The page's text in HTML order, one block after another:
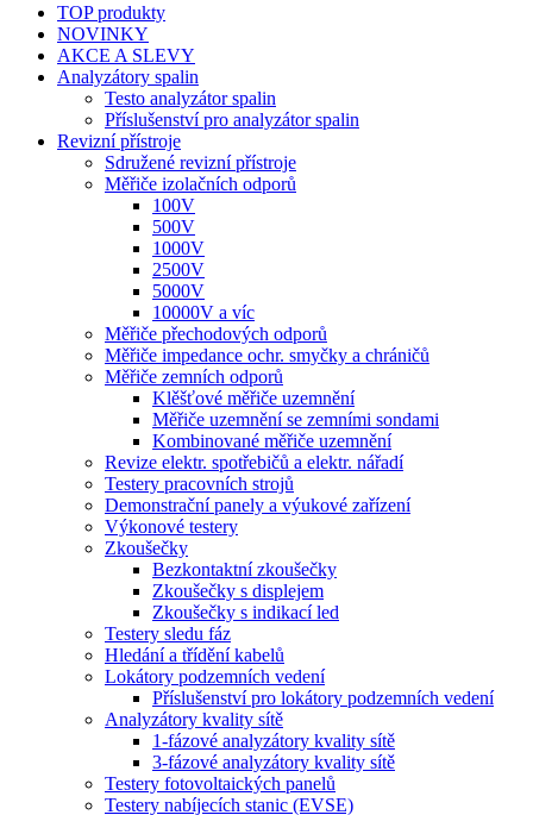
TOP produkty
NOVINKY
AKCE A SLEVY
Analyzátory spalin
Testo analyzátor spalin
Příslušenství pro analyzátor spalin
Revizní přístroje
Sdružené revizní přístroje
Měřiče izolačních odporů
100V
500V
1000V
2500V
5000V
10000V a víc
Měřiče přechodových odporů
Měřiče impedance ochr. smyčky a chráničů
Měřiče zemních odporů
Klěšťové měřiče uzemnění
Měřiče uzemnění se zemními sondami
Kombinované měřiče uzemnění
Revize elektr. spotřebičů a elektr. nářadí
Testery pracovních strojů
Demonstrační panely a výukové zařízení
Výkonové testery
Zkoušečky
Bezkontaktní zkoušečky
Zkoušečky s displejem
Zkoušečky s indikací led
Testery sledu fáz
Hledání a třídění kabelů
Lokátory podzemních vedení
Příslušenství pro lokátory podzemních vedení
Analyzátory kvality sítě
1-fázové analyzátory kvality sítě
3-fázové analyzátory kvality sítě
Testery fotovoltaických panelů
Testery nabíjecích stanic (EVSE)